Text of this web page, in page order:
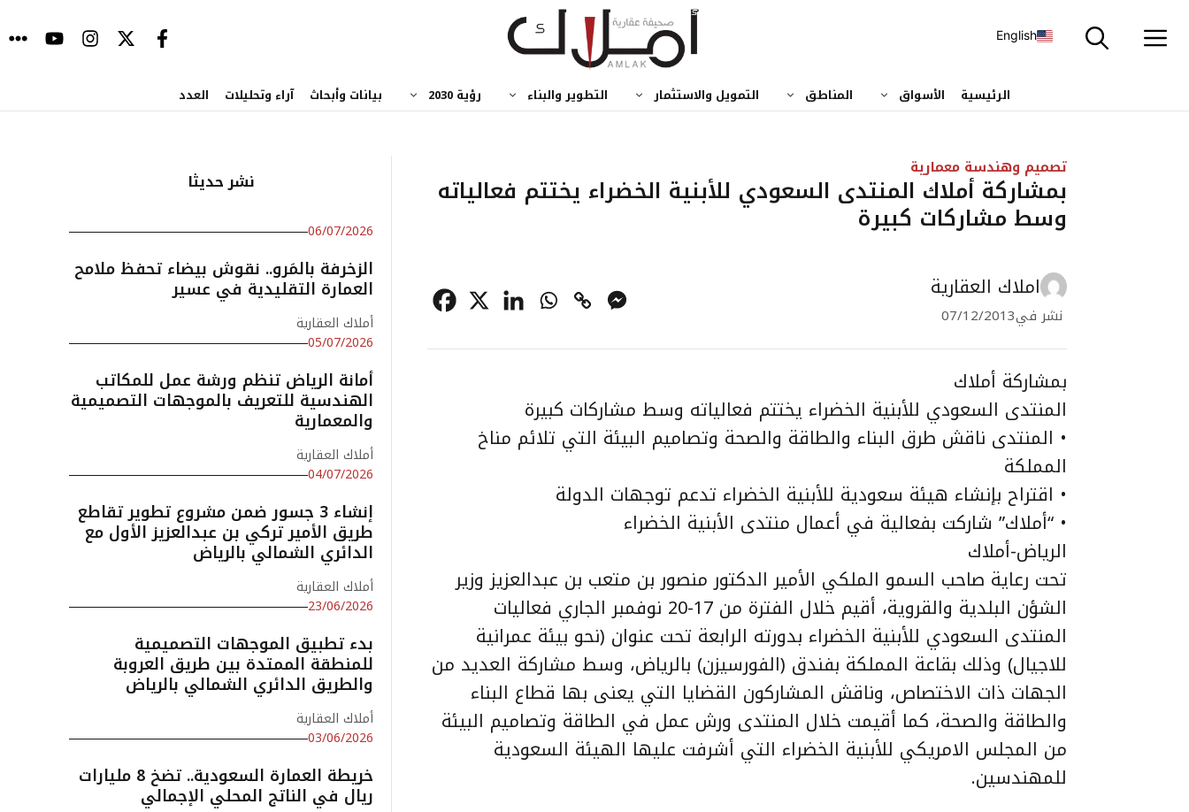
إلى
English
الرئيسية الأسواق المناطق التمويل والاستثمار التطوير والبناء رؤية 2030 بيانات وأبحاث آراء وتحليلات العدد
تصميم وهندسة معمارية
بمشاركة أملاك المنتدى السعودي للأبنية الخضراء يختتم فعالياته
وسط مشاركات كبيرة
املاك العقارية
نشر في07/12/2013
بمشاركة أملاك
المنتدى السعودي للأبنية الخضراء يختتم فعالياته وسط مشاركات كبيرة
• المنتدى ناقش طرق البناء والطاقة والصحة وتصاميم البيئة التي تلائم مناخ
المملكة
• اقتراح بإنشاء هيئة سعودية للأبنية الخضراء تدعم توجهات الدولة
• “أملاك” شاركت بفعالية في أعمال منتدى الأبنية الخضراء
الرياض-أملاك
تحت رعاية صاحب السمو الملكي الأمير الدكتور منصور بن متعب بن عبدالعزيز وزير
الشؤن البلدية والقروية، أقيم خلال الفترة من 17-20 نوفمبر الجاري فعاليات
المنتدى السعودي للأبنية الخضراء بدورته الرابعة تحت عنوان (نحو بيئة عمرانية
للاجيال) وذلك بقاعة المملكة بفندق (الفورسيزن) بالرياض، وسط مشاركة العديد من
الجهات ذات الاختصاص، وناقش المشاركون القضايا التي يعنى بها قطاع البناء
والطاقة والصحة، كما أقيمت خلال المنتدى ورش عمل في الطاقة وتصاميم البيئة
من المجلس الامريكي للأبنية الخضراء التي أشرفت عليها الهيئة السعودية
للمهندسين.
نشر حديثا
06/07/2026
الزخرفة بالمَرو.. نقوش بيضاء تحفظ ملامح
العمارة التقليدية في عسير
أملاك العقارية
05/07/2026
أمانة الرياض تنظم ورشة عمل للمكاتب
الهندسية للتعريف بالموجهات التصميمية
والمعمارية
أملاك العقارية
04/07/2026
إنشاء 3 جسور ضمن مشروع تطوير تقاطع
طريق الأمير تركي بن عبدالعزيز الأول مع
الدائري الشمالي بالرياض
أملاك العقارية
23/06/2026
بدء تطبيق الموجهات التصميمية
للمنطقة الممتدة بين طريق العروبة
والطريق الدائري الشمالي بالرياض
أملاك العقارية
03/06/2026
خريطة العمارة السعودية.. تضخ 8 مليارات
ريال في الناتج المحلي الإجمالي